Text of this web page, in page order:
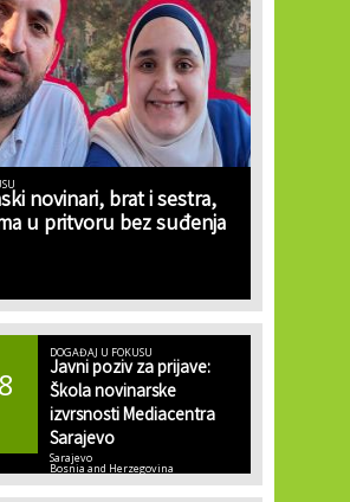
novinari, brat i sestra,
u pritvoru bez suđenja
DOGAĐAJ U FOKUSU
Javni poziv za prijave:
Škola novinarske
izvrsnosti Mediacentra
Sarajevo
Sarajevo
Bosnia and Herzegovina